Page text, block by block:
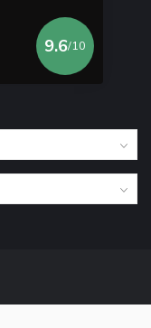
9.6/10